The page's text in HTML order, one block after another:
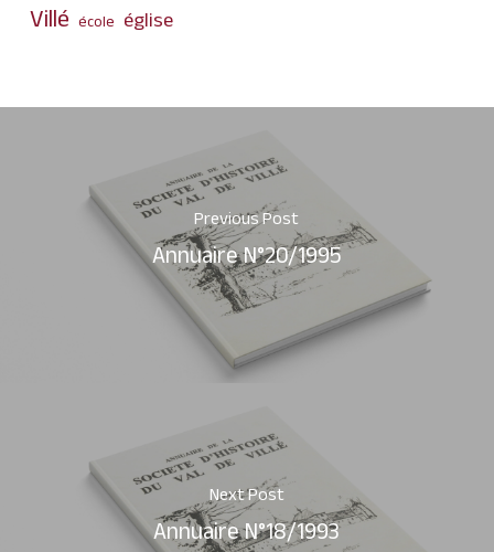
Villé école église
Previous Post
Annuaire N°20/1995
Next Post
Annuaire N°18/1993